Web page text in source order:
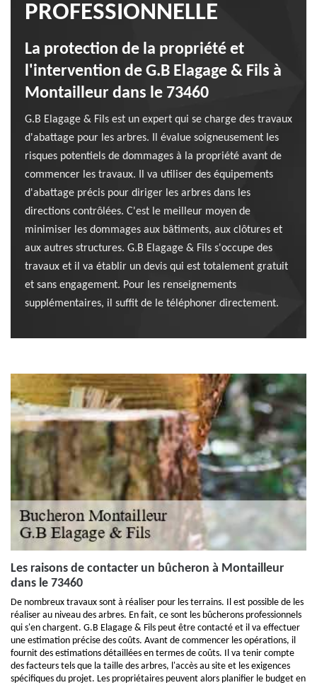
PROFESSIONNELLE
La protection de la propriété et
l'intervention de G.B Elagage & Fils à
Montailleur dans le 73460
G.B Elagage & Fils est un expert qui se charge des travaux
d'abattage pour les arbres. Il évalue soigneusement les
risques potentiels de dommages à la propriété avant de
commencer les travaux. Il va utiliser des équipements
d'abattage précis pour diriger les arbres dans les
directions contrôlées. C'est le meilleur moyen de
minimiser les dommages aux bâtiments, aux clôtures et
aux autres structures. G.B Elagage & Fils s'occupe des
travaux et il va établir un devis qui est totalement gratuit
et sans engagement. Pour les renseignements
supplémentaires, il suffit de le téléphoner directement.
Les raisons de contacter un bûcheron à Montailleur
dans le 73460
De nombreux travaux sont à réaliser pour les terrains. Il est possible de les
réaliser au niveau des arbres. En fait, ce sont les bûcherons professionnels
qui s'en chargent. G.B Elagage & Fils peut être contacté et il va effectuer
une estimation précise des coûts. Avant de commencer les opérations, il
fournit des estimations détaillées en termes de coûts. Il va tenir compte
des facteurs tels que la taille des arbres, l'accès au site et les exigences
spécifiques du projet. Les propriétaires peuvent alors planifier le budget en